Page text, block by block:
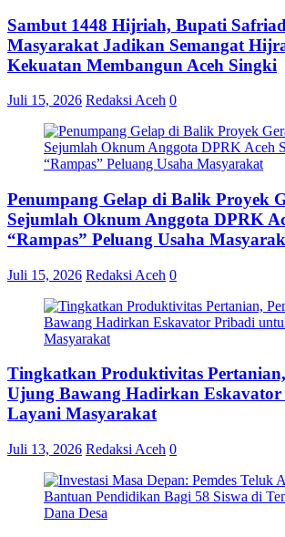
Sambut 1448 Hijriah, Bupati
Masyarakat Jadikan Semangat
Kekuatan Membangun Aceh Singki
Juli 15, 2026 Redaksi Aceh 0
Penumpang Gelap di Balik Proyek
Sejumlah Oknum Anggota DPRK
“Rampas” Peluang Usaha
Juli 15, 2026 Redaksi Aceh 0
Tingkatkan Produktivitas
Ujung Bawang Hadirkan
Layani Masyarakat
Juli 13, 2026 Redaksi Aceh 0